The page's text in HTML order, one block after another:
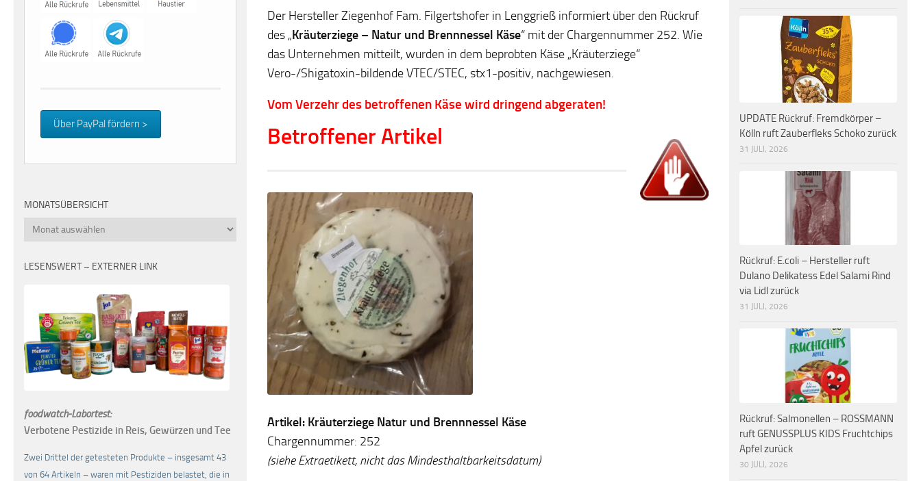
Der Hersteller Ziegenhof Fam. Filgertshofer in Lenggrieß informiert über den Rückruf
des „Kräuterziege – Natur und Brennnessel Käse“ mit der Chargennummer 252. Wie
das Unternehmen mitteilt, wurden in dem beprobten Käse „Kräuterziege“
Vero-/Shigatoxin-bildende VTEC/STEC, stx1-positiv, nachgewiesen.
Vom Verzehr des betroffenen Käse wird dringend abgeraten!
Betroffener Artikel
Artikel: Kräuterziege Natur und Brennnessel Käse
Chargennummer: 252
(siehe Extraetikett, nicht das Mindesthaltbarkeitsdatum)
Über PayPal fördern >
MONATSÜBERSICHT
Monatsübersicht
LESENSWERT – EXTERNER LINK
foodwatch-Labortest:
Verbotene Pestizide in Reis, Gewürzen und Tee
Zwei Drittel der getesteten Produkte – insgesamt 43
von 64 Artikeln – waren mit Pestiziden belastet, die in
UPDATE Rückruf: Fremdkörper –
Kölln ruft Zauberfleks Schoko zurück
31 JULI, 2026
Rückruf: E.coli – Hersteller ruft
Dulano Delikatess Edel Salami Rind
via Lidl zurück
31 JULI, 2026
Rückruf: Salmonellen – ROSSMANN
ruft GENUSSPLUS KIDS Fruchtchips
Apfel zurück
30 JULI, 2026